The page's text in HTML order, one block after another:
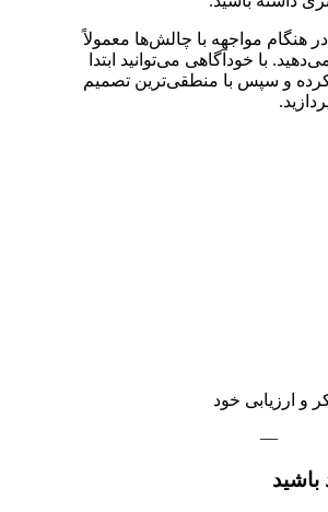
هنگام مواجهه با چالش‌ها معمولاً
با خودآگاهی می‌توانید ابتدا
و سپس با منطقی‌ترین تصمیم
و ارزیابی خود
—
باشید